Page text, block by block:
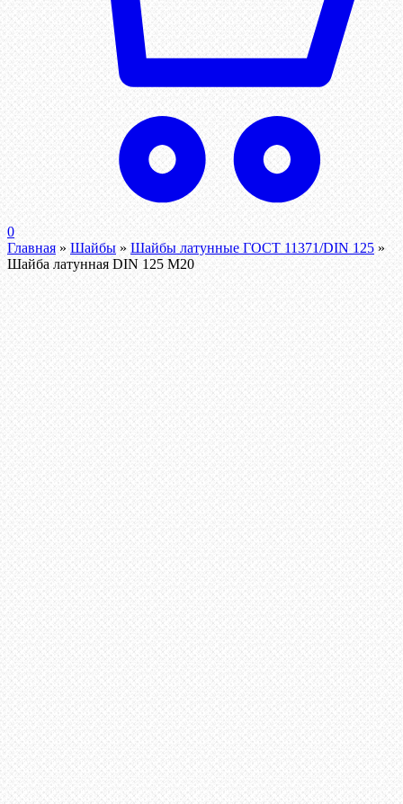
0
Главная » Шайбы » Шайбы латунные ГОСТ 11371/DIN 125 »
Шайба латунная DIN 125 М20